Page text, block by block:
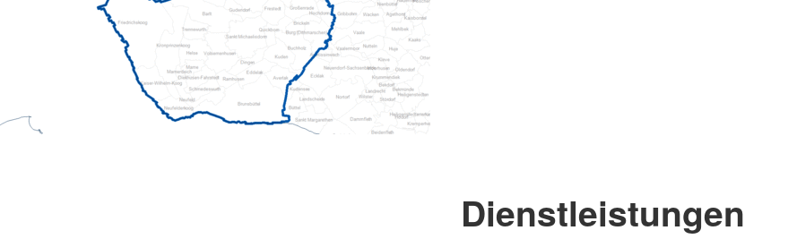
Dienstleistungen